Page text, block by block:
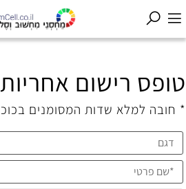
טופס רישום אחריות
* חובה למלא שדות המסומנים